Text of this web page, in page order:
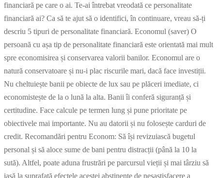
financiară pe care o ai. Te-ai întrebat vreodată ce personalitate
financiară ai? Ca să te ajut să o identifici, în continuare, vreau să-ți
descriu 5 tipuri de personalitate financiară. Economul (saver) O
persoană cu așa tip de personalitate financiară este orientată mai mult
spre economisirea și conservarea valorii banilor. Economul are o
natură conservatoare și nu-i plac riscurile mari, dacă face investiții.
Nu cheltuiește banii pe obiecte de lux sau pe plăceri imediate, ci
economistește de la o lună la alta. Banii îi conferă siguranță și
certitudine. Face calcule pe termen lung și pune prioritate pe
obiectivele mai importante. Nu au datorii și nu folosește carduri de
credit. Recomandări pentru Econom: Să își revizuiască bugetul
personal și să aloce sume de bani pentru distracții (până la 10 la
sută). Altfel, poate aduna frustrări pe parcursul vieții și mai târziu să
iasă la suprafață efectele acestei abstinențe de nesastisfacere a